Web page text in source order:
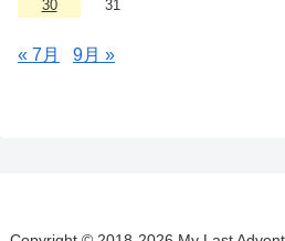
30
31
« 7月 9月 »